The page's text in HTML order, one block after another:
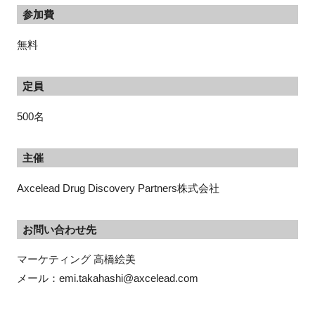
閉じる
参加費
無料
定員
500名
主催
Axcelead Drug Discovery Partners株式会社
お問い合わせ先
マーケティング 高橋絵美
メール：emi.takahashi@axcelead.com